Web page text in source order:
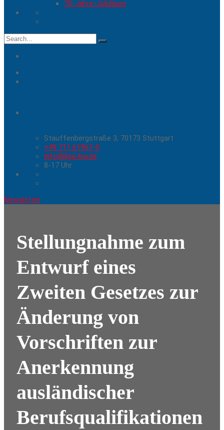
70-Jahre-Jubiläum
Search
for:
Stauffenbergstraße 3, 70173 Stuttgart
+49 711 61967-0
info@liga-bw.de
8-17 Uhr
Newsletter
Stellungnahme zum
Entwurf eines
Zweiten Gesetzes zur
Änderung von
Vorschriften zur
Anerkennung
ausländischer
Berufsqualifikationen